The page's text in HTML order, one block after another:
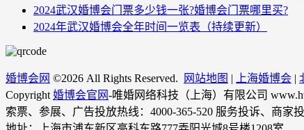
2024武汉婚博会门票多少钱一张?婚博会门票哪里买?
2024年武汉婚博会全年时间一览表（持续更新）
婚博会网 ©2026 All Rights Reserved. 网站地图 | 上海婚博会 |
Copyright 婚博会官网-唯婚网络科技（上海）有限公司
索票、参展、广告投放热线：4000-365-520 服务投诉、商家